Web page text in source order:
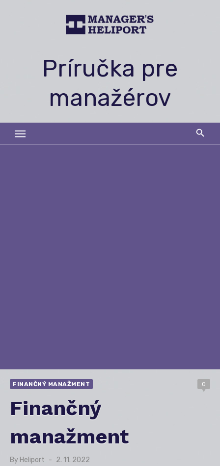
Príručka pre
manažérov
FINANČNÝ MANAŽMENT 0
Finančný
manažment
By Heliport
Posted
2. 11. 2022